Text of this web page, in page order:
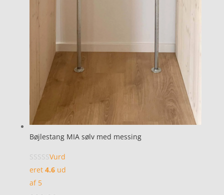
Bøjlestang MIA sølv med messing
Vurd
eret 4.6ud
af 5